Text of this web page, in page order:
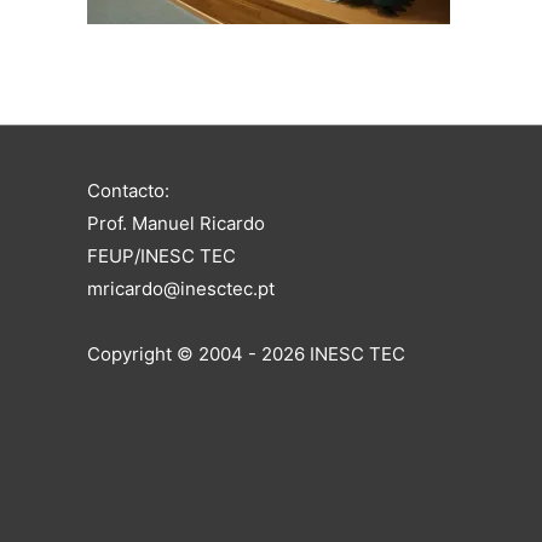
Contacto:
Prof. Manuel Ricardo
FEUP/INESC TEC
mricardo@inesctec.pt
Copyright © 2004 - 2026 INESC TEC